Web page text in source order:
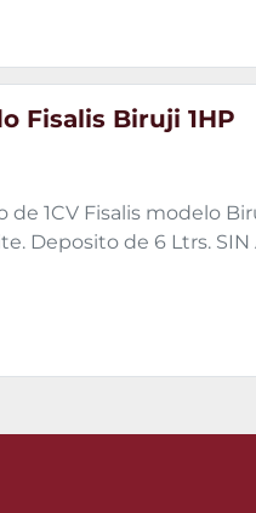
Fisalis Biruji 1HP
de 1CV Fisalis modelo
Deposito de 6 Ltrs. SIN